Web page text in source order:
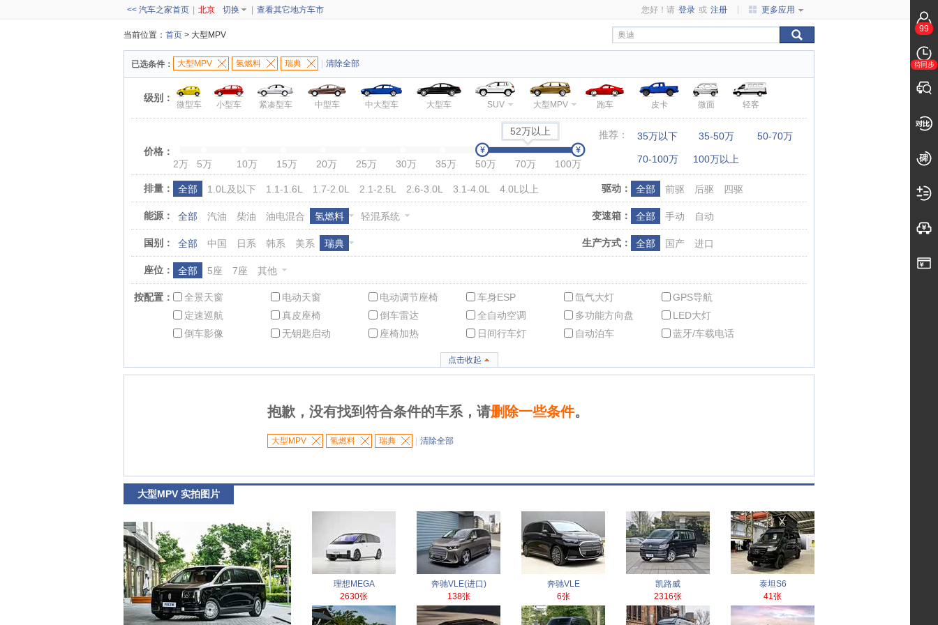
<< 汽车之家首页 北京 切换 查看其它地方车市 更多应用
您好！请 登录 或 注册
当前位置： 首页 > 大型MPV
已选条件： 大型MPV 氢燃料 瑞典 清除全部
级别：
微型车 小型车 紧凑型车 中型车 中大型车 大型车 SUV 大型MPV 跑车 皮卡 微面 轻客
价格：
52万以上
2万 5万 10万 15万 20万 25万 30万 35万 50万 70万 100万
推荐： 35万以下 35-50万 50-70万
70-100万 100万以上
排量： 全部 1.0L及以下 1.1-1.6L 1.7-2.0L 2.1-2.5L 2.6-3.0L 3.1-4.0L 4.0L以上 驱动： 全部 前驱 后驱 四驱
能源： 全部 汽油 柴油 油电混合 氢燃料 轻混系统 变速箱： 全部 手动 自动
国别： 全部 中国 日系 韩系 美系 瑞典 生产方式： 全部 国产 进口
座位： 全部 5座 7座 其他
按配置： 全景天窗 电动天窗 电动调节座椅 车身ESP 氙气大灯
GPS导航
定速巡航
真皮座椅 倒车雷达 全自动空调 多功能方向盘
LED大灯
倒车影像
无钥匙启动 座椅加热 日间行车灯 自动泊车 蓝牙/车载电话
点击收起
抱歉，没有找到符合条件的车系，请删除一些条件。
大型MPV 氢燃料 瑞典 清除全部
大型MPV 实拍图片
理想MEGA
2630张
奔驰VLE(进口)
138张
奔驰VLE
6张
凯路威
2316张
泰坦S6
41张
99
待同步